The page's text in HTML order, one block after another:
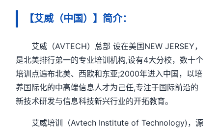
【艾威（中国）】简介：
艾威（AVTECH）总部 设在美国NEW JERSEY，
是北美排行弟一的专业培训机构,设有4大分校，数十个
培训点遍布北美、西欧和东亚;2000年进入中国，以培
养国际化的中高端信息人才为己任,专注于国际前沿的
新技术研发与信息科技新兴行业的开拓教育。
艾威培训（Avtech Institute of Technology)，源